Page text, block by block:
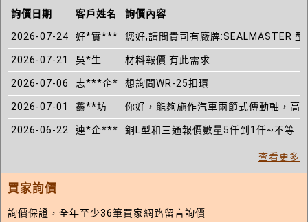
詢價日期 客戶姓名 詢價內容
2026-07-24 好*實*** 您好,請問貴司有廠牌:SEALMASTER
2026-07-21 吳*生 材料報價 有此需求
2026-07-06 志***企* 想詢問WR-25扣環
2026-07-01 鑫**坊 你好，能夠施作汽車兩節式傳動軸，高
2026-06-22 連*企*** 銅L型和三通報價數量5仟到1仟~不等
查看更多
買家詢價
詢價保證，全年至少36筆買家網路留言詢價